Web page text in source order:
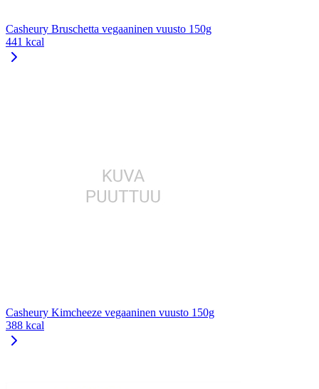
Casheury Bruschetta vegaaninen vuusto 150g
441 kcal
Casheury Kimcheeze vegaaninen vuusto 150g
388 kcal